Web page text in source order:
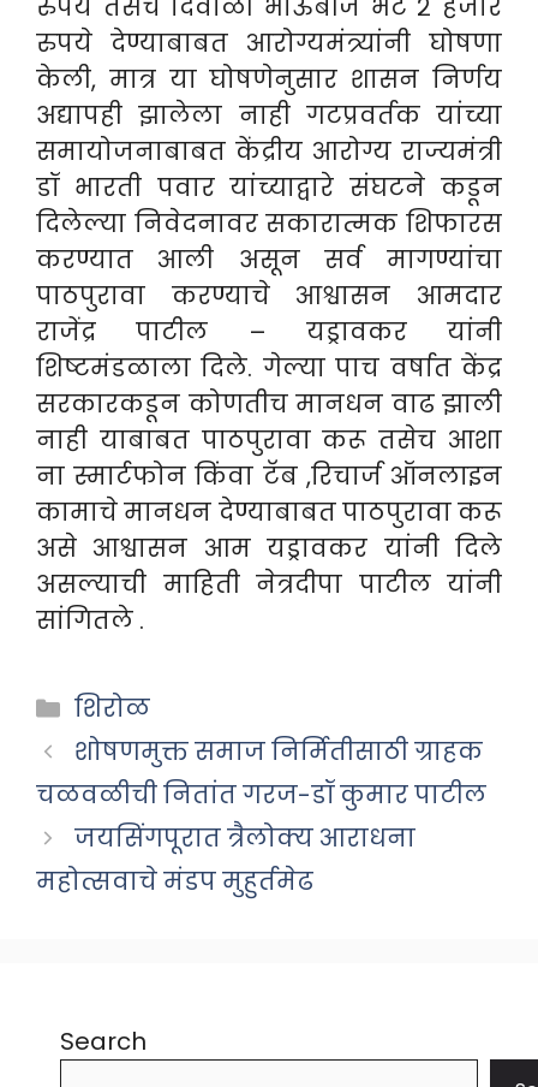
रुपये तसेच दिवाळी भाऊबीज भेट २ हजार
रुपये देण्याबाबत आरोग्यमंत्र्यांनी घोषणा
केली, मात्र या घोषणेनुसार शासन निर्णय
अद्यापही झालेला नाही गटप्रवर्तक यांच्या
समायोजनाबाबत केंद्रीय आरोग्य राज्यमंत्री
डॉ भारती पवार यांच्याद्वारे संघटने कडून
दिलेल्या निवेदनावर सकारात्मक शिफारस
करण्यात आली असून सर्व मागण्यांचा
पाठपुरावा करण्याचे आश्वासन आमदार
राजेंद्र पाटील – यड्रावकर यांनी
शिष्टमंडळाला दिले. गेल्या पाच वर्षात केंद्र
सरकारकडून कोणतीच मानधन वाढ झाली
नाही याबाबत पाठपुरावा करू तसेच आशा
ना स्मार्टफोन किंवा टॅब ,रिचार्ज ऑनलाइन
कामाचे मानधन देण्याबाबत पाठपुरावा करू
असे आश्वासन आम यड्रावकर यांनी दिले
असल्याची माहिती नेत्रदीपा पाटील यांनी
सांगितले .
Categories
शिरोळ
शोषणमुक्त समाज निर्मितीसाठी ग्राहक
चळवळीची नितांत गरज-डॉ कुमार पाटील
जयसिंगपूरात त्रैलोक्य आराधना
महोत्सवाचे मंडप मुहुर्तमेढ
Search